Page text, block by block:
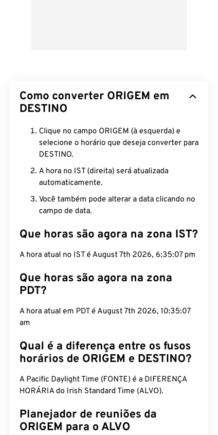
Como converter ORIGEM em
DESTINO
Clique no campo ORIGEM (à esquerda) e
selecione o horário que deseja converter para
DESTINO.
A hora no IST (direita) será atualizada
automaticamente.
Você também pode alterar a data clicando no
campo de data.
Que horas são agora na zona IST?
A hora atual no IST é August 7th 2026, 6:35:08 pm
Que horas são agora na zona
PDT?
A hora atual em PDT é August 7th 2026, 10:35:08
am
Qual é a diferença entre os fusos
horários de ORIGEM e DESTINO?
A Pacific Daylight Time (FONTE) é a DIFERENÇA
HORÁRIA do Irish Standard Time (ALVO).
Planejador de reuniões da
ORIGEM para o ALVO